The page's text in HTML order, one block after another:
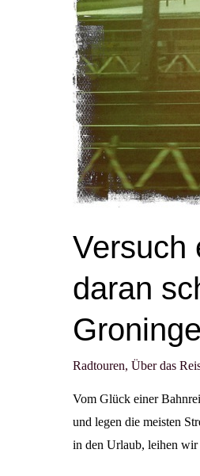
Versuch
daran
Radtouren, Über das
Vom Glück einer
und legen die meisten
in den Urlaub, leihen